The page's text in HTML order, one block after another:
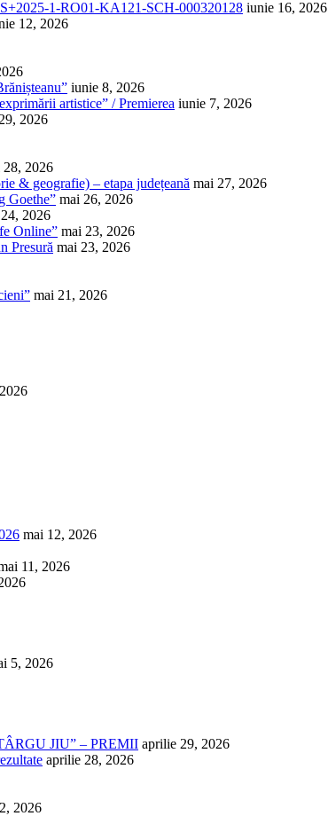
1-RO01-KA121-SCH-000320128 iunie 16, 2026
12, 2026
iunie 8, 2026
artistice” / Premierea iunie 7, 2026
2026
28, 2026
& geografie) – etapa județeană mai 27, 2026
Goethe” mai 26, 2026
2026
Online” mai 23, 2026
Presură mai 23, 2026
mai 21, 2026
mai 12, 2026
11, 2026
5, 2026
JIU” – PREMII aprilie 29, 2026
aprilie 28, 2026
2026